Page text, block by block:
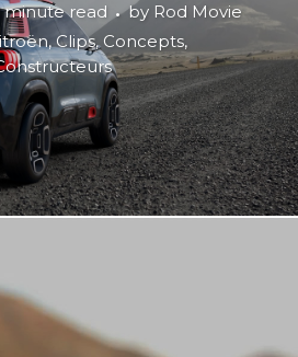
minute read by Rod Movie
, Clips,Concepts,